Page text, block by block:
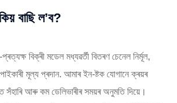
বাছি ল’ব?
বিক্ৰী মডেল মধ্যৱৰ্তী বিতৰণ চেনেল নিৰ্মূল,
মূল্য প্ৰদান. আমাৰ ইন-ষ্টক যোগানে ক্ৰয়ৰ
সঁহাৰি আৰু কম ডেলিভাৰীৰ সময়ৰ অনুমতি দিয়ে।